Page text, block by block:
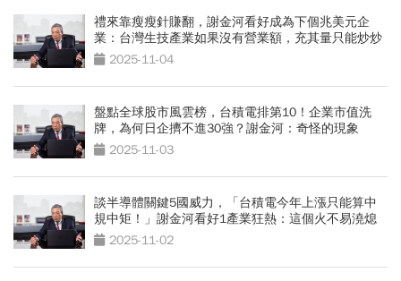
禮來靠瘦瘦針賺翻，謝金河看好成為下個兆美元企
業：台灣生技產業如果沒有營業額，充其量只能炒炒
股價2025-11-04
盤點全球股市風雲榜，台積電排第10！企業市值洗
牌，為何日企擠不進30強？謝金河：奇怪的現象
2025-11-03
談半導體關鍵5國威力，「台積電今年上漲只能算中
規中矩！」謝金河看好1產業狂熱：這個火不易澆熄
2025-11-02